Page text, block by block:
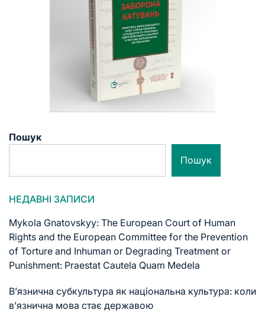
Пошук
Пошук
НЕДАВНІ ЗАПИСИ
Mykola Gnatovskyy: The European Court of Human
Rights and the European Committee for the Prevention
of Torture and Inhuman or Degrading Treatment or
Punishment: Praestat Cautela Quam Medela
В’язнична субкультура як національна культура: коли
в’язнична мова стає державою